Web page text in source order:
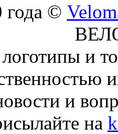
года ©
и
и
на